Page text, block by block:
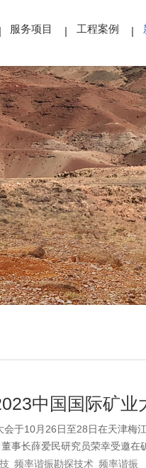
服务项目 工程案例
中国国际矿业
于10月26日至28日在天津梅
事长薛爱民研究员荣幸受邀在
频率谐振勘探技术 频率谐振